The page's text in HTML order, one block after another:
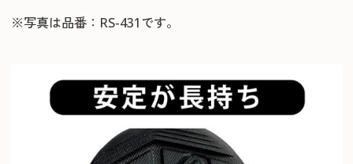
※写真は品番：RS-431です。